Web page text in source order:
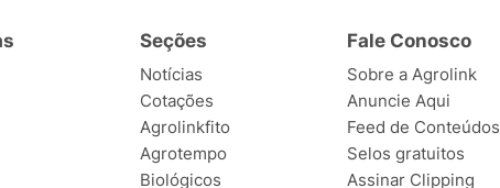
Seções
Notícias
Cotações
Agrolinkfito
Agrotempo
Biológicos
Fale Conosco
Sobre a Agrolink
Anuncie Aqui
Feed de Conteúdos
Selos gratuitos
Assinar Clipping